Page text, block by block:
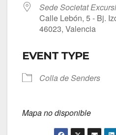
Sede Societat
Calle Lebón, 5 - Bj.
46023, Valencia
EVENT TYPE
Colla de Senders
Mapa no disponible